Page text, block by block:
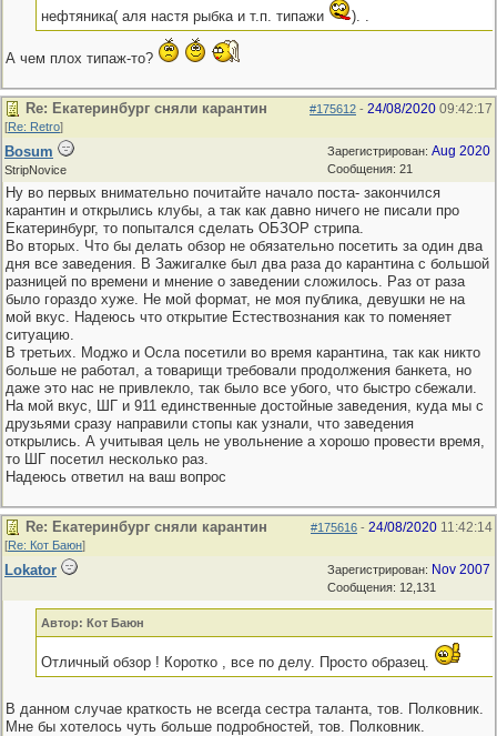
нефтяника( аля настя рыбка и т.п. типажи ). .
А чем плох типаж-то?
#175612 - 24/08/2020 09:42:17
Re: Екатеринбург сняли карантин
[Re: Retro]
Зарегистрирован: Aug 2020
Сообщения: 21
Bosum
StripNovice
Ну во первых внимательно почитайте начало поста- закончился
карантин и открылись клубы, а так как давно ничего не писали про
Екатеринбург, то попытался сделать ОБЗОР стрипа.
Во вторых. Что бы делать обзор не обязательно посетить за один два
дня все заведения. В Зажигалке был два раза до карантина с большой
разницей по времени и мнение о заведении сложилось. Раз от раза
было гораздо хуже. Не мой формат, не моя публика, девушки не на
мой вкус. Надеюсь что открытие Естествознания как то поменяет
ситуацию.
В третьих. Моджо и Осла посетили во время карантина, так как никто
больше не работал, а товарищи требовали продолжения банкета, но
даже это нас не привлекло, так было все убого, что быстро сбежали.
На мой вкус, ШГ и 911 единственные достойные заведения, куда мы с
друзьями сразу направили стопы как узнали, что заведения
открылись. А учитывая цель не увольнение а хорошо провести время,
то ШГ посетил несколько раз.
Надеюсь ответил на ваш вопрос
#175616 - 24/08/2020 11:42:14
Re: Екатеринбург сняли карантин
[Re: Кот Баюн]
Зарегистрирован: Nov 2007
Сообщения: 12,131
Lokator
Автор: Кот Баюн
Отличный обзор ! Коротко , все по делу. Просто образец.
В данном случае краткость не всегда сестра таланта, тов. Полковник.
Мне бы хотелось чуть больше подробностей, тов. Полковник.